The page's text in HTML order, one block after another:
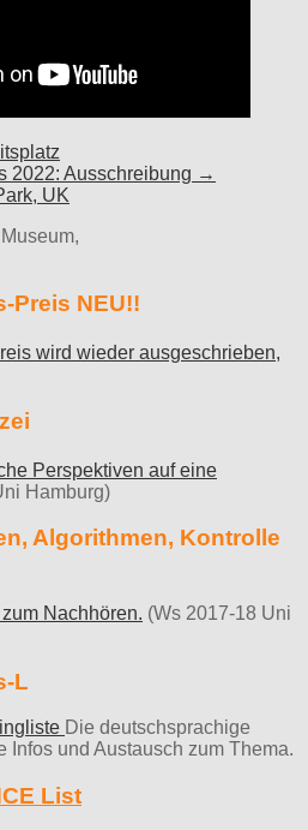
2022: Ausschreibung →
Preis NEU!!
wird wieder ausgeschrieben,
Perspektiven auf eine
Hamburg)
Algorithmen, Kontrolle
Nachhören. (Ws 2017-18 Uni
L
Die deutschsprachige
Infos und Austausch zum Thema.
List